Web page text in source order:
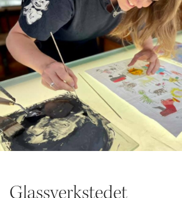
Glassverkstedet